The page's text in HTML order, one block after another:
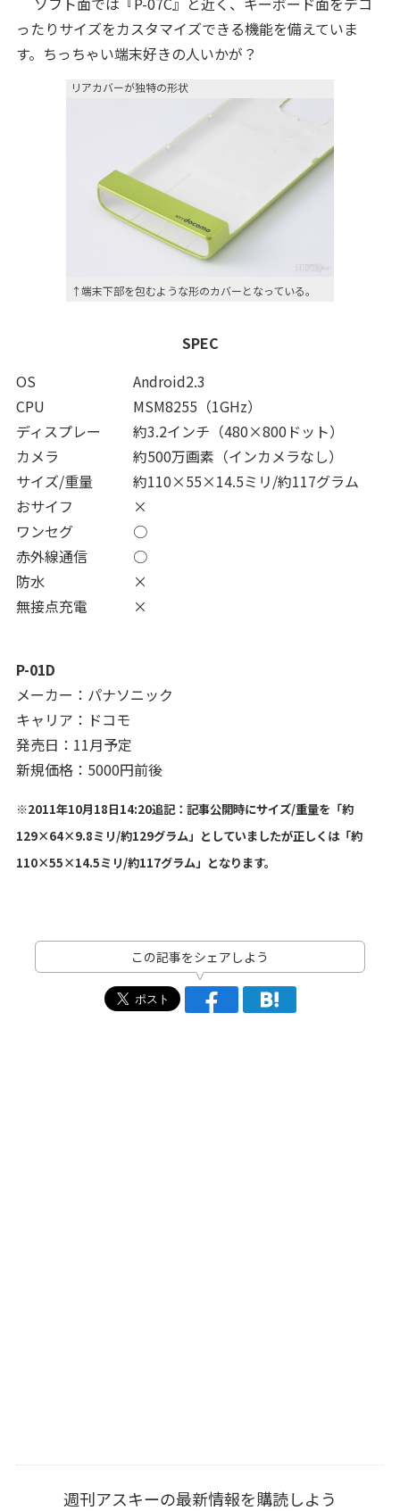
ったりサイズをカスタマイズできる機能を備えていま
す。ちっちゃい端末好きの人いかが？
リアカバーが独特の形状
↑端末下部を包むような形のカバーとなっている。
SPEC
OS
Android2.3
CPU
MSM8255（1GHz）
ディスプレー
約3.2インチ（480×800ドット）
カメラ
約500万画素（インカメラなし）
サイズ/重量
約110×55×14.5ミリ/約117グラム
おサイフ
×
ワンセグ
○
赤外線通信
○
防水
×
無接点充電
×
P-01D
メーカー：パナソニック
キャリア：ドコモ
発売日：11月予定
新規価格：5000円前後
※2011年10月18日14:20追記：記事公開時にサイズ/重量を「約
129×64×9.8ミリ/約129グラム」としていましたが正しくは「約
110×55×14.5ミリ/約117グラム」となります。
この記事をシェアしよう
週刊アスキーの最新情報を購読しよう